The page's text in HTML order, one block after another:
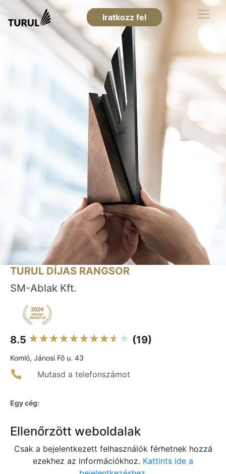
Iratkozz fel
TURUL DÍJAS RANGSOR
SM-Ablak Kft.
8.5 (19)
Komló, Jánosi Fő u. 43
Mutasd a telefonszámot
Egy cég:
Ellenőrzött weboldalak
Csak a bejelentkezett felhasználók férhetnek hozzá
ezekhez az információkhoz. Kattints ide a